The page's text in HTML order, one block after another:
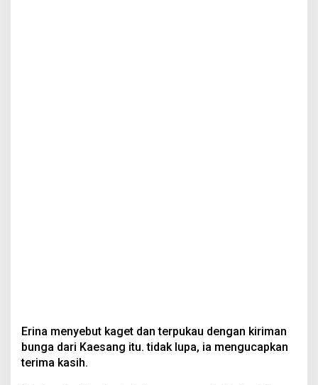
Erina menyebut kaget dan terpukau dengan kiriman
bunga dari Kaesang itu. tidak lupa, ia mengucapkan
terima kasih.